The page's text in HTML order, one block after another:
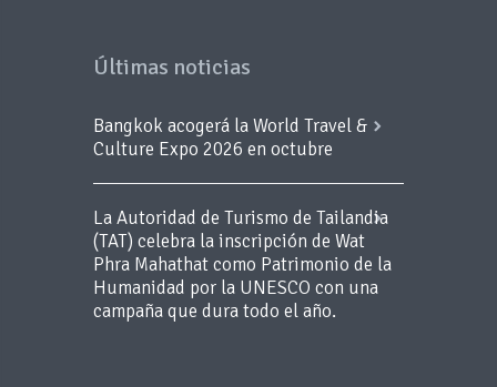
Últimas noticias
Bangkok acogerá la World Travel &
Culture Expo 2026 en octubre
La Autoridad de Turismo de Tailandia
(TAT) celebra la inscripción de Wat
Phra Mahathat como Patrimonio de la
Humanidad por la UNESCO con una
campaña que dura todo el año.